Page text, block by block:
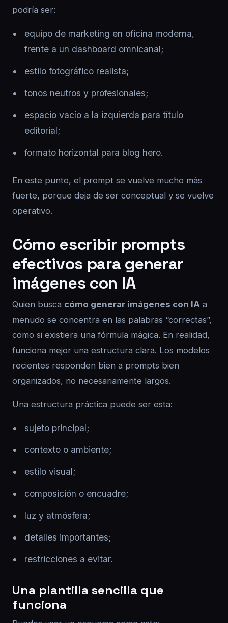
podría ser:
equipo de marketing en oficina moderna,
frente a un dashboard omnicanal;
estilo fotográfico realista;
tonos neutros y profesionales;
espacio vacío a la izquierda para título
editorial;
formato horizontal para blog hero.
En este punto, el prompt se vuelve mucho más
fuerte, porque deja de ser conceptual y se vuelve
operativo.
Cómo escribir prompts
efectivos para generar
imágenes con IA
Quien busca cómo generar imágenes con IA a
menudo se concentra en las palabras “correctas”,
como si existiera una fórmula mágica. En realidad,
funciona mejor una estructura clara. Los modelos
recientes responden bien a prompts bien
organizados, no necesariamente largos.
Una estructura práctica puede ser esta:
sujeto principal;
contexto o ambiente;
estilo visual;
composición o encuadre;
luz y atmósfera;
detalles importantes;
restricciones a evitar.
Una plantilla sencilla que
funciona